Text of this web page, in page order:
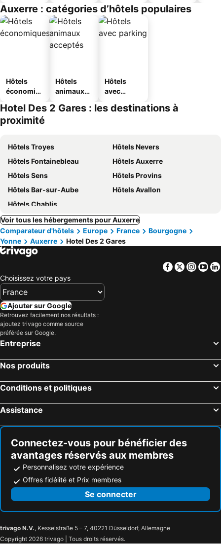
Auxerre : catégories d’hôtels populaires
Hôtels
économiq
Hôtels
animaux
Hôtels
avec
Hotel Des 2 Gares : les destinations à
proximité
Hôtels Troyes
Hôtels Nevers
Hôtels Fontainebleau
Hôtels Auxerre
Hôtels Sens
Hôtels Provins
Hôtels Bar-sur-Aube
Hôtels Avallon
Hôtels Chablis
Voir tous les hébergements pour Auxerre
Comparateur d'hôtels
Europe France
Bourgogne
Yonne
Auxerre Hotel Des 2 Gares
Facebook
Twitter
Choisissez votre pays
Ajouter sur Google
Retrouvez facilement nos résultats :
ajoutez trivago comme source
préférée sur Google.
Entreprise
Nos produits
Conditions et politiques
Assistance
Connectez-vous pour bénéficier des
avantages réservés aux membres
Personnalisez votre expérience
Offres fidélité et Prix membres
Se connecter
trivago N.V., Kesselstraße 5 – 7, 40221 Düsseldorf, Allemagne
Copyright 2026 trivago | Tous droits réservés.